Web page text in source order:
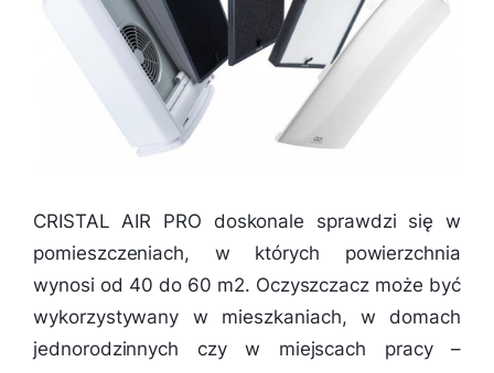
CRISTAL AIR PRO doskonale sprawdzi się w
pomieszczeniach, w których powierzchnia
wynosi od 40 do 60 m2. Oczyszczacz może być
wykorzystywany w mieszkaniach, w domach
jednorodzinnych czy w miejscach pracy –